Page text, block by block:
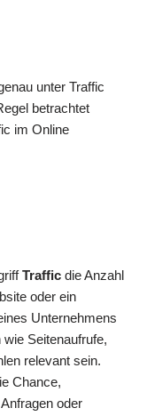
unter Traffic
betrachtet
im Online
Traffic die Anzahl
oder ein
Unternehmens
Seitenaufrufe,
relevant sein.
Chance,
oder